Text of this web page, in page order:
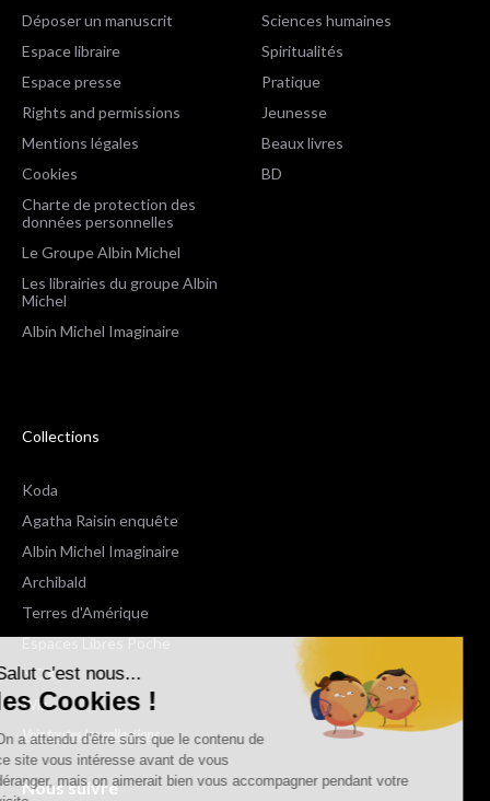
Salut c'est nous...
les Cookies !
On a attendu d'être sûrs que le contenu de
ce site vous intéresse avant de vous
déranger, mais on aimerait bien vous accompagner pendant votre
Déposer un manuscrit
Espace libraire
Espace presse
Rights and permissions
Mentions légales
Cookies
Charte de protection des
données personnelles
Le Groupe Albin Michel
Les librairies du groupe Albin
Michel
Albin Michel Imaginaire
Sciences humaines
Spiritualités
Pratique
Jeunesse
Beaux livres
BD
Collections
Koda
Agatha Raisin enquête
Albin Michel Imaginaire
Archibald
Terres d'Amérique
Espaces Libres Poche
NOX
Wiz
Voir toutes les collections
Nous suivre